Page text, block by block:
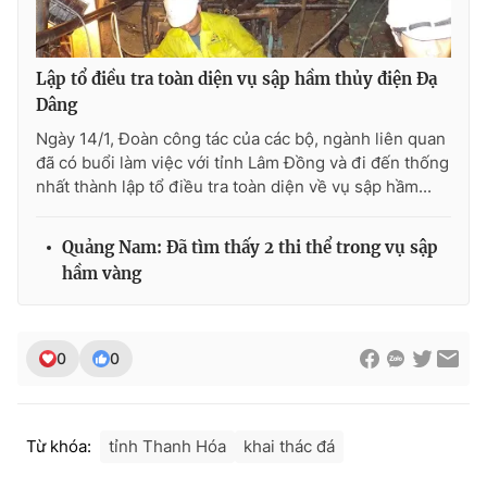
THỜI BÁO VTV
Cơ quan chủ quản:
cấp ngày 29/12/2023
Nguyễn Trọng Ninh
Lập tổ điều tra toàn diện vụ sập hầm thủy điện Đạ
Dâng
Ngày 14/1, Đoàn công tác của các bộ, ngành liên quan
đã có buổi làm việc với tỉnh Lâm Đồng và đi đến thống
nhất thành lập tổ điều tra toàn diện về vụ sập hầm...
Quảng Nam: Đã tìm thấy 2 thi thể trong vụ sập
hầm vàng
0 0
Từ khóa: tỉnh Thanh Hóa khai thác đá